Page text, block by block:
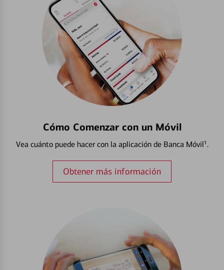
Cómo Comenzar con un Móvil
Vea cuánto puede hacer con la aplicación de Banca Móvil¹.
Obtener más información